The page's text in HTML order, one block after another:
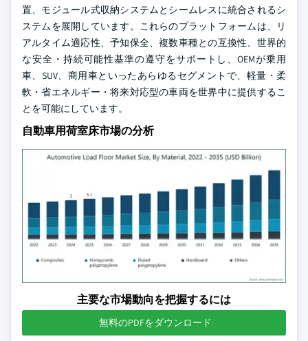
置、モジュール式収納システムとシームレスに統合されるシ
ステムを展開しています。これらのプラットフォームは、リ
アルタイム適応性、予知保全、複数車種との互換性、世界的
な安全・持続可能性基準の遵守をサポートし、OEMが乗用
車、SUV、商用車といったあらゆるセグメントで、軽量・柔
軟・省エネルギー・将来対応型の車両を世界中に提供するこ
とを可能にしています。
自動車用荷室床市場の分析
主要な市場動向を把握するには
無料のPDFをダウンロード